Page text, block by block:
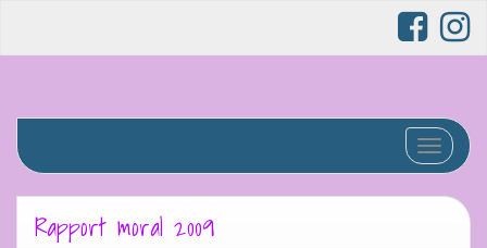
Afficher/
Rapport moral 2009